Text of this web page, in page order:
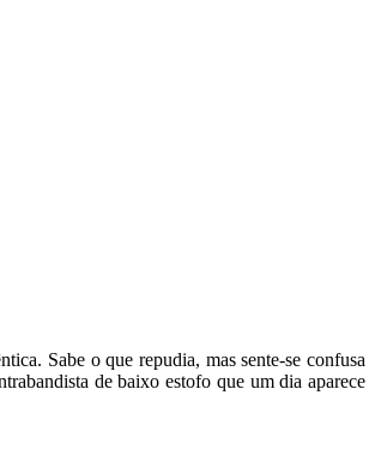
Sabe o que repudia, mas sente-se confusa
de baixo estofo que um dia aparece